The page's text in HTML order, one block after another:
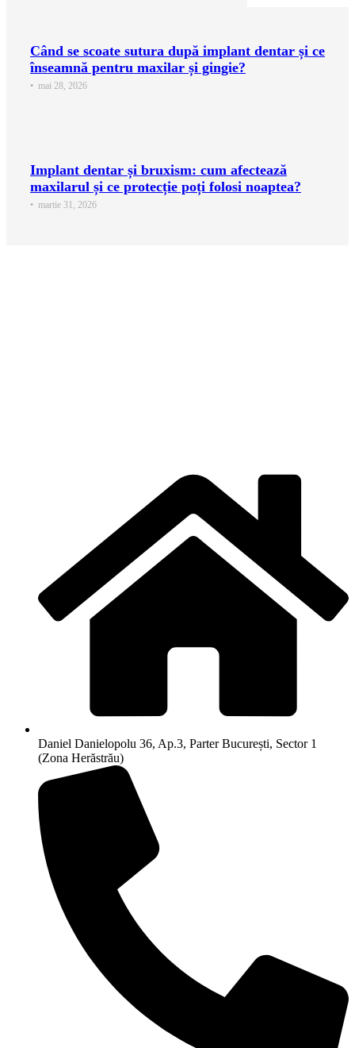
Când se scoate sutura după implant dentar și ce
înseamnă pentru maxilar și gingie?
• mai 28, 2026
Implant dentar și bruxism: cum afectează
maxilarul și ce protecție poți folosi noaptea?
• martie 31, 2026
Daniel Danielopolu 36, Ap.3, Parter București, Sector 1
(Zona Herăstrău)